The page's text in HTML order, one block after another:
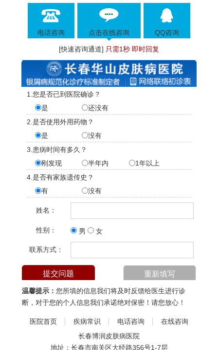
电话咨询 点击在线咨询 QQ咨询
[快速咨询通道] 只需1秒 即时回复
1.您是否已到医院确诊？
是
还没有
2.是否使用外用药物？
是
没有
3.患病时间有多久？
刚发现
半年内
1年以上
4.是否有家族遗传史？
有
没有
姓名：
性别： 男 女
联系方式：
温馨提示： 您所填的信息我们将及时反馈给医生进行诊
断，对于您的个人信息我们承诺绝对保密！请您放心！
医院首页 疾病常识 电话咨询
在线咨询
长春博润皮肤病医院
地址：长春市南关区大经路356号1-7层